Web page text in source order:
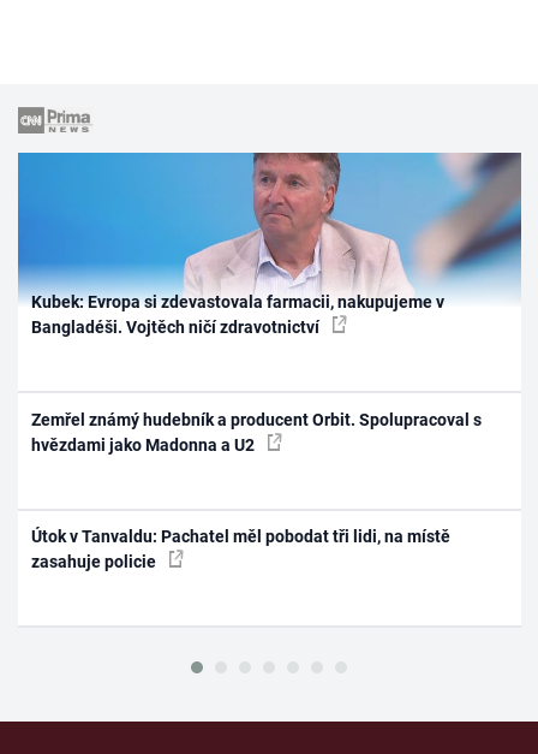
Kubek: Evropa si zdevastovala farmacii, nakupujeme v
Bangladéši. Vojtěch ničí zdravotnictví
Zemřel známý hudebník a producent Orbit. Spolupracoval s
hvězdami jako Madonna a U2
Útok v Tanvaldu: Pachatel měl pobodat tři lidi, na místě
zasahuje policie